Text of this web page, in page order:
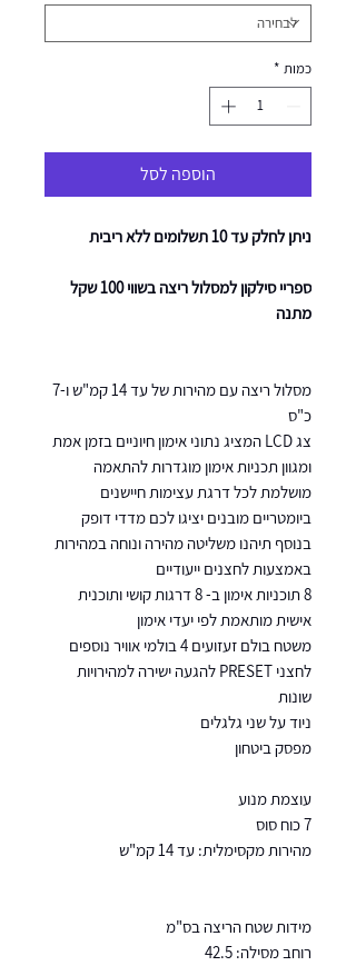
כמות *
הוספה לסל
ניתן לחלק עד 10 תשלומים ללא ריבית
ספריי סילקון למסלול ריצה בשווי 100 שקל
מתנה
מסלול ריצה עם מהירות של עד 14 קמ"ש ו-7
כ"ס
צג LCD המציג נתוני אימון חיוניים בזמן אמת
ומגוון תכניות אימון מוגדרות להתאמה
מושלמת לכל דרגת עצימות חיישנים
ביומטריים מובנים יציגו לכם מדדי דופק
בנוסף תיהנו משליטה מהירה ונוחה במהירות
באמצעות לחצנים ייעודיים
8 תוכניות אימון ב- 8 דרגות קושי ותוכנית
אישית מותאמת לפי יעדי אימון
משטח בולם זעזועים 4 בולמי אוויר נוספים
לחצני PRESET להגעה ישירה למהירויות
שונות
ניוד על שני גלגלים
מפסק ביטחון
עוצמת מנוע
7 כוח סוס
מהירות מקסימלית: עד 14 קמ"ש
מידות שטח הריצה בס"מ
רוחב מסילה: 42.5